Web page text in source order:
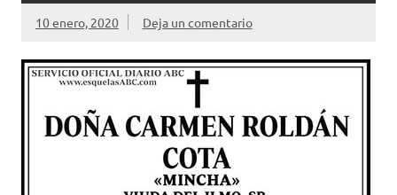
10 enero, 2020 Deja un comentario